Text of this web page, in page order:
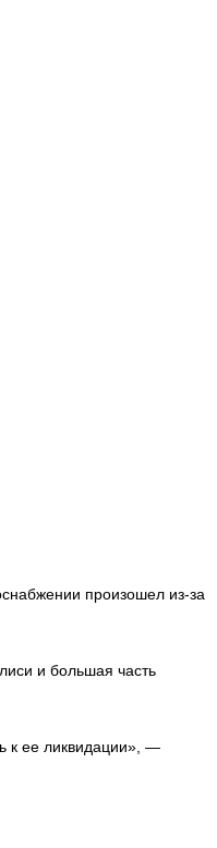
произошел из-за
и большая часть
к ее ликвидации», —